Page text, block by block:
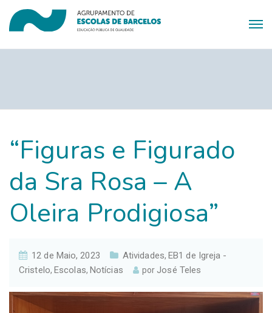
“Figuras e Figurado
da Sra Rosa – A
Oleira Prodigiosa”
12 de Maio, 2023 Atividades, EB1 de Igreja -
Cristelo, Escolas, Notícias porJosé Teles